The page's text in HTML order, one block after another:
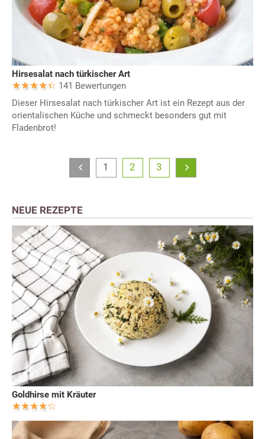
Hirsesalat nach türkischer Art
141 Bewertungen
Dieser Hirsesalat nach türkischer Art ist ein Rezept aus der
orientalischen Küche und schmeckt besonders gut mit
Fladenbrot!
1 2 3
NEUE REZEPTE
Goldhirse mit Kräuter